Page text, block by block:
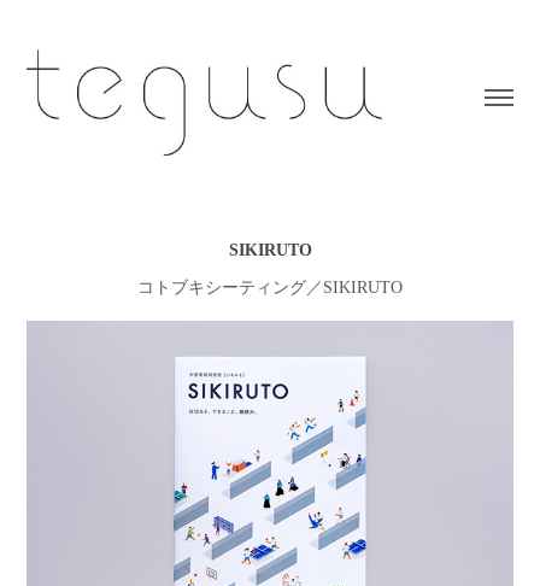
SIKIRUTO
コトブキシーティング／SIKIRUTO